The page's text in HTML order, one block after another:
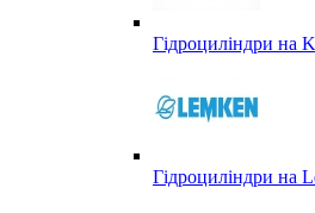
Гідроциліндри на
Гідроциліндри на